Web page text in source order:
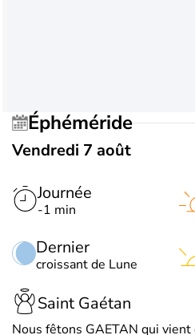
Éphéméride
Vendredi 7 août
Journée
-1 min
Dernier
croissant de Lune
Saint Gaétan
Nous fêtons GAETAN qui